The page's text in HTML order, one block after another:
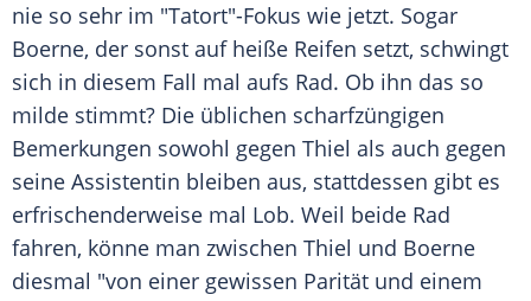
nie so sehr im "Tatort"-Fokus wie jetzt. Sogar
Boerne, der sonst auf heiße Reifen setzt, schwingt
sich in diesem Fall mal aufs Rad. Ob ihn das so
milde stimmt? Die üblichen scharfzüngigen
Bemerkungen sowohl gegen Thiel als auch gegen
seine Assistentin bleiben aus, stattdessen gibt es
erfrischenderweise mal Lob. Weil beide Rad
fahren, könne man zwischen Thiel und Boerne
diesmal "von einer gewissen Parität und einem